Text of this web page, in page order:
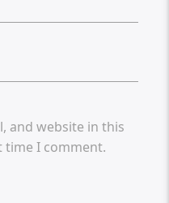
and website in this
I comment.